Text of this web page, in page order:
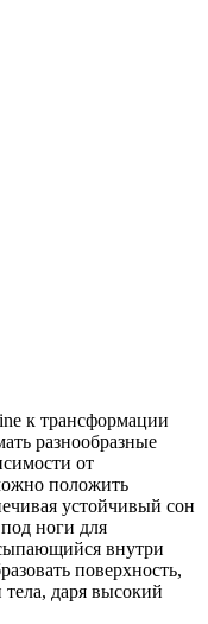
к трансформации
разнообразные
от
положить
устойчивый сон
ноги для
внутри
поверхность,
даря высокий